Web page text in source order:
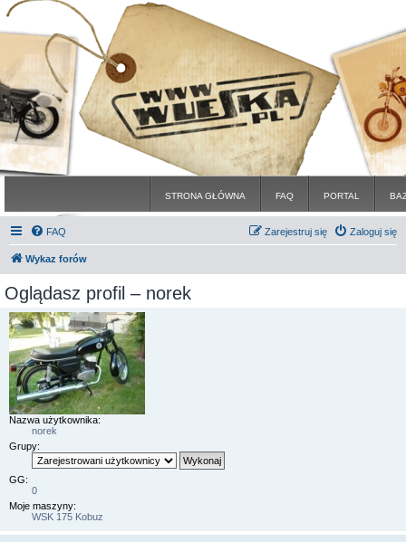
STRONA GŁÓWNA FAQ PORTAL
FAQ Zaloguj się
Zarejestruj się
Wykaz forów
Oglądasz profil – norek
Nazwa użytkownika:
norek
Grupy:
GG:
0
Moje maszyny:
WSK 175 Kobuz